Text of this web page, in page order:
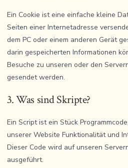
Ein Cookie ist eine einfache kleine
Seiten einer Internetadresse
dem PC oder einem anderen Gerät
darin gespeicherten Informationen
Besuche zu unseren oder den
gesendet werden.
3. Was sind Skripte?
Ein Script ist ein Stück
unserer Website Funktionalität und
Dieser Code wird auf unseren
ausgeführt.